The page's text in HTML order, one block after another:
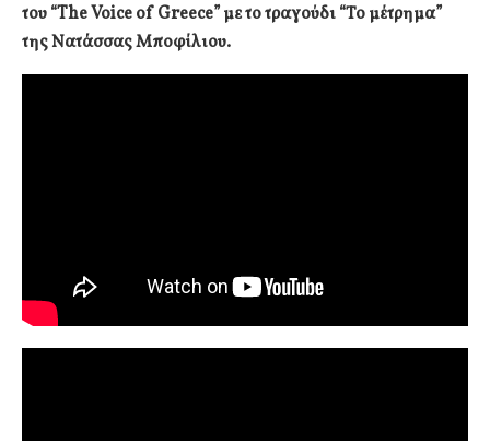
του “The Voice of Greece” με το τραγούδι “Το μέτρημα”
της Νατάσσας Μποφίλιου.